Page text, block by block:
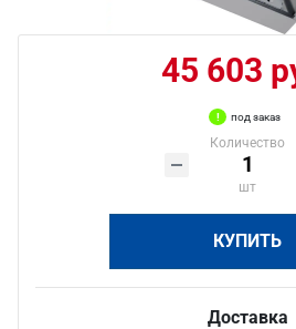
45 603
под заказ
Количество
шт
КУПИТЬ
Доставка